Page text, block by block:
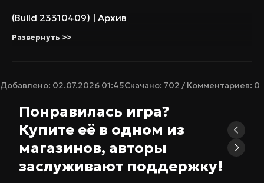
(Build 23310409) | Архив
Развернуть >>
Добавлено: 02.07.2026 01:45Скачано: 702 / Комментариев: 0
Понравилась игра?
Купите её в одном из
магазинов, авторы
заслуживают поддержку!